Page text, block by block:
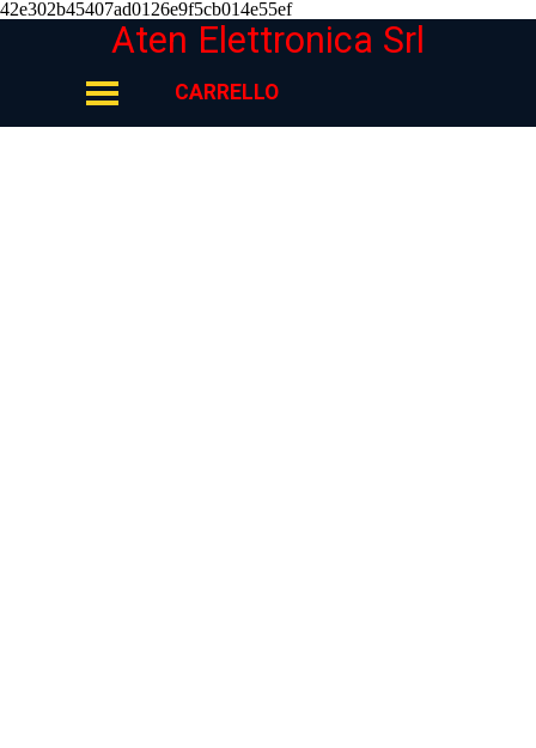
42e302b45407ad0126e9f5cb014e55ef
Aten Elettronica Srl
Salta menù
CARRELLO